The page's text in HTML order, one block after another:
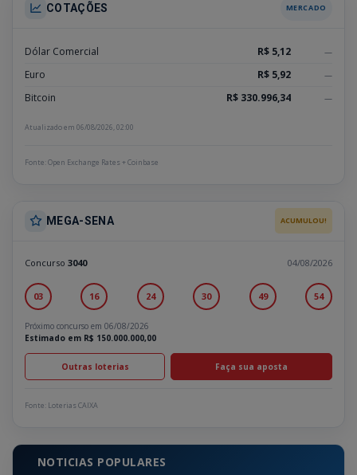
COTAÇÕES MERCADO
Dólar Comercial R$ 5,12 —
Euro R$ 5,92 —
Bitcoin R$ 330.996,34 —
Atualizado em 06/08/2026, 02:00
Fonte: Open Exchange Rates + Coinbase
MEGA-SENA ACUMULOU!
Concurso 3040 04/08/2026
03 16 24 30 49 54
Próximo concurso em 06/08/2026
Estimado em R$ 150.000.000,00
Outras loterias Faça sua aposta
Fonte: Loterias CAIXA
NOTICIAS POPULARES